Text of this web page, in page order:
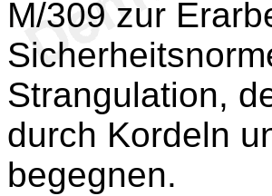
M/309 zur
Strangulation,
durch Kordeln
begegnen.